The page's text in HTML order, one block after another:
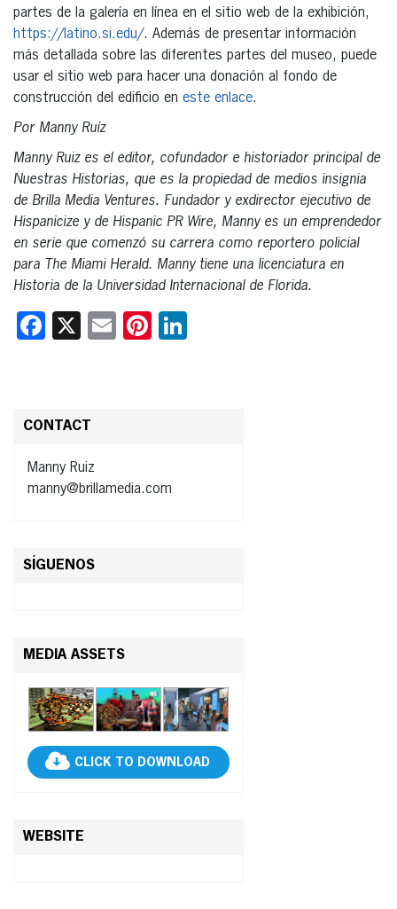
partes de la galería en línea en el sitio web de la exhibición,
https://latino.si.edu/. Además de presentar información
más detallada sobre las diferentes partes del museo, puede
usar el sitio web para hacer una donación al fondo de
construcción del edificio en este enlace.
Por Manny Ruíz
Manny Ruiz es el editor, cofundador e historiador principal de
Nuestras Historias, que es la propiedad de medios insignia
de Brilla Media Ventures. Fundador y exdirector ejecutivo de
Hispanicize y de Hispanic PR Wire, Manny es un emprendedor
en serie que comenzó su carrera como reportero policial
para The Miami Herald. Manny tiene una licenciatura en
Historia de la Universidad Internacional de Florida.
Facebook
X EmailPinterest
CONTACT
Manny Ruiz
manny@brillamedia.com
SÍGUENOS
MEDIA ASSETS
CLICK TO DOWNLOAD
WEBSITE